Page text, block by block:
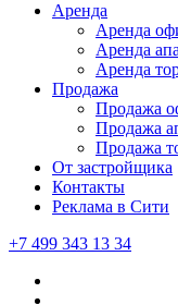
Аренда
Аренда
Аренда
Аренда
Продажа
Продажа
Продажа
Продажа
От застройщика
Контакты
Реклама в Сити
+7 499 343 13 34